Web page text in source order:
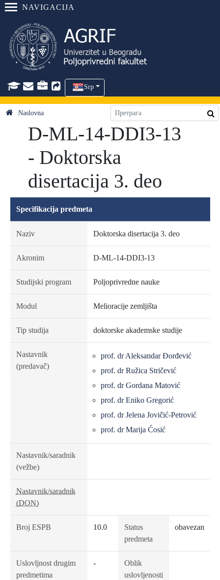
NAVIGACIJA
Srp
Naslovna
D-ML-14-DDI3-13
- Doktorska
disertacija 3. deo
Specifikacija predmeta
Naziv Doktorska disertacija 3. deo
Akronim D-ML-14-DDI3-13
Studijski program Poljoprivredne nauke
Modul Melioracije zemljišta
Tip studija doktorske akademske studije
Nastavnik
(predavač)
prof. dr Aleksandar Đorđević
prof. dr Ružica Stričević
prof. dr Gordana Matović
prof. dr Eniko Gregorić
prof. dr Jelena Jovičić-Petrović
prof. dr Marija Ćosić
Nastavnik/saradnik
(vežbe)
Nastavnik/saradnik
(DON)
Broj ESPB 10.0
Status
predmeta
obavezan
Uslovljnost drugim
predmetima
-
Oblik
uslovljenosti